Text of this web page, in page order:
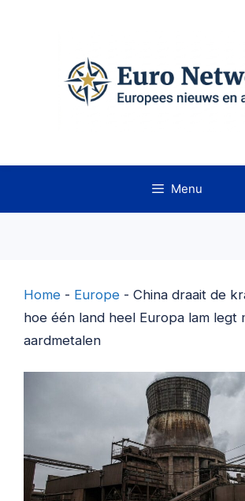
Menu
Home - Europe - China draait de
hoe één land heel Europa lam legt
aardmetalen